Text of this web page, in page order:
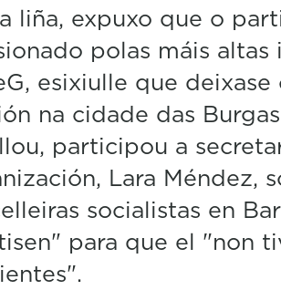
liña, expuxo que o
polas máis altas
esixiulle que
na cidade das
participou a
Lara Méndez,
socialistas en
para que el "non